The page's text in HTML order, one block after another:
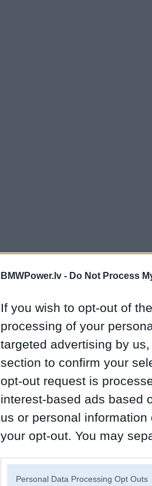
BMWPower.lv - Do Not Process
If you wish to opt-out of
processing of your
targeted advertising by
section to confirm your
opt-out request is
interest-based ads based
us or personal
your opt-out. You may
Personal Data Processing Opt Outs